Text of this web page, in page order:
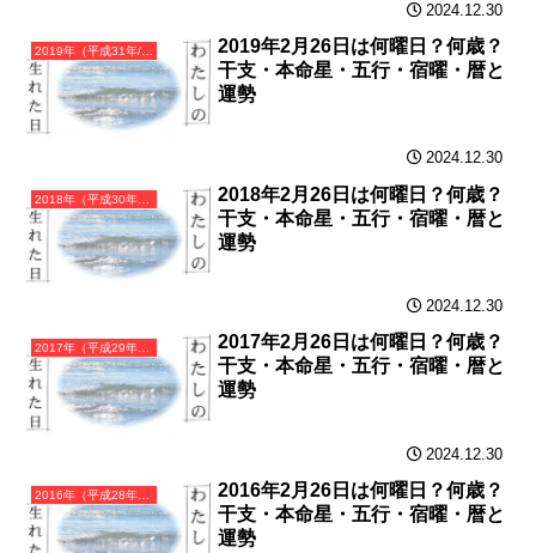
2024.12.30
2019年（平成31年/令和元年）己亥（つちのとい）・亥年（いのしし年）カレンダー（月曜はじまり）
2019年2月26日は何曜日？何歳？
干支・本命星・五行・宿曜・暦と
運勢
2024.12.30
2018年（平成30年）戊戌（つちのえいぬ）・戌年（いぬ年）カレンダー（月曜はじまり）
2018年2月26日は何曜日？何歳？
干支・本命星・五行・宿曜・暦と
運勢
2024.12.30
2017年（平成29年）丁酉（ひのととり）・酉年（とり年）カレンダー（月曜はじまり）
2017年2月26日は何曜日？何歳？
干支・本命星・五行・宿曜・暦と
運勢
2024.12.30
2016年（平成28年）丙申（ひのえさる）・申年（さる年）カレンダー（月曜はじまり）
2016年2月26日は何曜日？何歳？
干支・本命星・五行・宿曜・暦と
運勢